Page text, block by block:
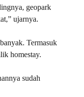
geopark
ujarnya.
Termasuk
homestay.
sudah